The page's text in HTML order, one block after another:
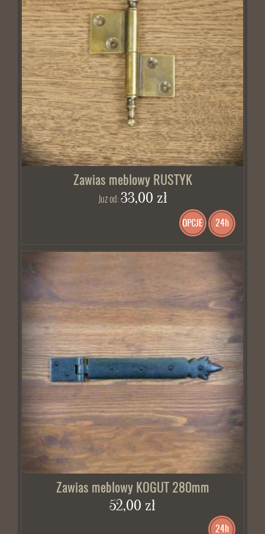
Zawias meblowy RUSTYK
Już od: 33,00 zł
24h
Zawias meblowy KOGUT 280mm
52,00 zł
24h